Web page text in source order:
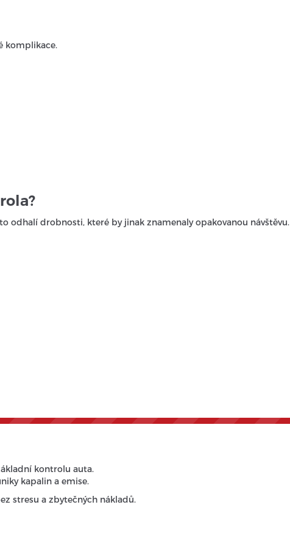
komplikace.
odhalí drobnosti, které by jinak znamenaly opakovanou návštěvu.
kontrolu auta.
kapalin a emise.
stresu a zbytečných nákladů.